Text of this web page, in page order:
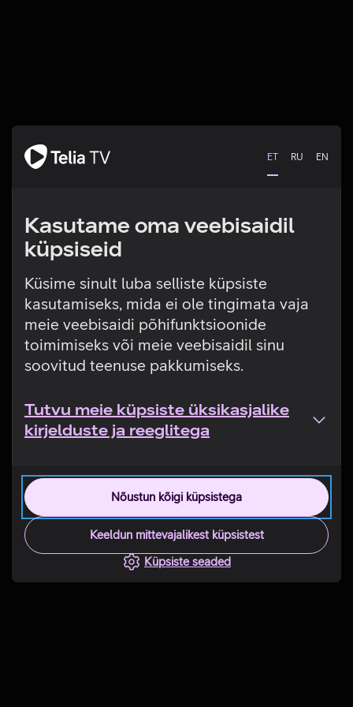
ET RU EN
Kasutame oma veebisaidil
küpsiseid
Küsime sinult luba selliste küpsiste
kasutamiseks, mida ei ole tingimata vaja
meie veebisaidi põhifunktsioonide
toimimiseks või meie veebisaidil sinu
soovitud teenuse pakkumiseks.
Tutvu meie küpsiste üksikasjalike
kirjelduste ja reeglitega
Nõustun kõigi küpsistega
Keeldun mittevajalikest küpsistest
Küpsiste seaded
Tehniline viga